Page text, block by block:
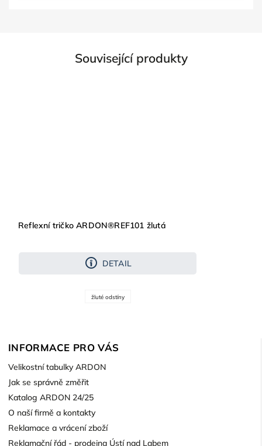
Související produkty
Reflexní tričko ARDON®REF101 žlutá
DETAIL
žluté odstíny
INFORMACE PRO VÁS
Velikostní tabulky ARDON
Jak se správně změřit
Katalog ARDON 24/25
O naší firmě a kontakty
Reklamace a vrácení zboží
Reklamační řád - prodejna Ústí nad Labem